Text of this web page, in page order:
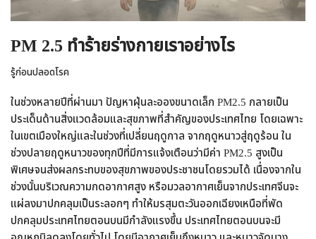
PM 2.5 ทำร้ายร่างกายเราอย่างไร
รู้ก่อนปลอดโรค
ในช่วงหลายปีที่ผ่านมา ปัญหาฝุ่นละอองขนาดเล็ก PM2.5 กลายเป็น
ประเด็นด้านสิ่งแวดล้อมและสุขภาพที่สำคัญของประเทศไทย โดยเฉพาะ
ในเขตเมืองใหญ่และในช่วงที่เปลี่ยนฤดูกาล จากฤดูหนาวสู่ฤดูร้อน ใน
ช่วงปลายฤดูหนาวของทุกปีที่มีการแจ้งเตือนว่ามีค่า PM2.5 สูงเป็น
พิเศษจนส่งผลกระทบของสุขภาพของประชาชนโดยรวมได้ เนื่องจากใน
ช่วงนั้นบริเวณความกดอากาศสูง หรือมวลอากาศเย็นจากประเทศจีนจะ
แผ่ลงมาปกคลุมเป็นระลอกๆ ทำให้มรสุมตะวันออกเฉียงเหนือที่พัด
ปกคลุมประเทศไทยตอนบนมีกำลังแรงขึ้น ประเทศไทยตอนบนจะมี